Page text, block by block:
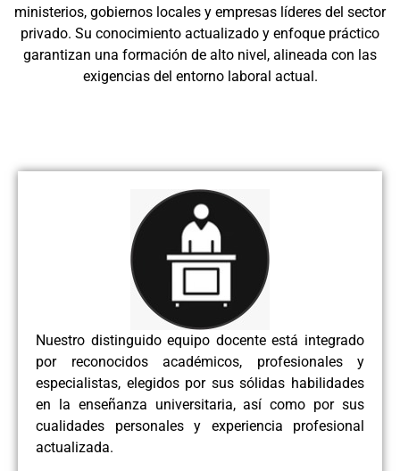
ministerios, gobiernos locales y empresas líderes del sector
privado. Su conocimiento actualizado y enfoque práctico
garantizan una formación de alto nivel, alineada con las
exigencias del entorno laboral actual.
Nuestro distinguido equipo docente está integrado
por reconocidos académicos, profesionales y
especialistas, elegidos por sus sólidas habilidades
en la enseñanza universitaria, así como por sus
cualidades personales y experiencia profesional
actualizada.